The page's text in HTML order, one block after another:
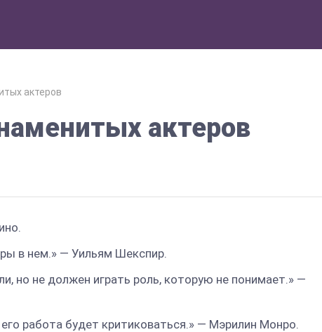
актеров
актеров
в нем.» — Уильям Шекспир.
но не должен играть роль, которую не понимает.» —
работа будет критиковаться.» — Мэрилин Монро.